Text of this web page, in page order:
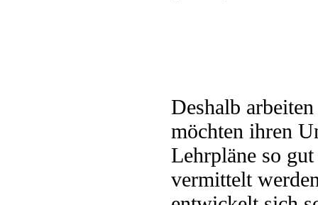
Deshalb
möchten ihren
Lehrpläne so
vermittelt